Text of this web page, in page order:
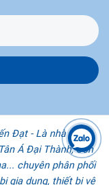
Đạt - Là nhà phân
Á Đại Thành, Sơn
chuyên phân phối
gia dụng, thiết bị vệ